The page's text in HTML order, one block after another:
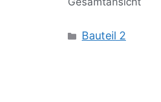
Bauteil 2